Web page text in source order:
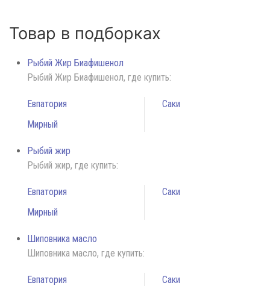
Товар в подборках
Рыбий Жир Биафишенол
Рыбий Жир Биафишенол, где купить:
Евпатория
Мирный
Саки
Рыбий жир
Рыбий жир, где купить:
Евпатория
Мирный
Саки
Шиповника масло
Шиповника масло, где купить:
Евпатория
Саки